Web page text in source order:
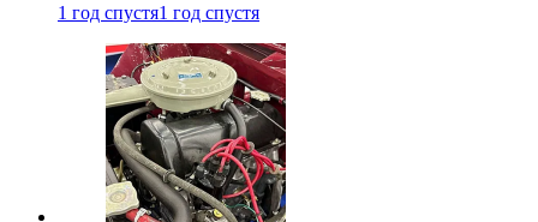
1 год спустя1 год спустя